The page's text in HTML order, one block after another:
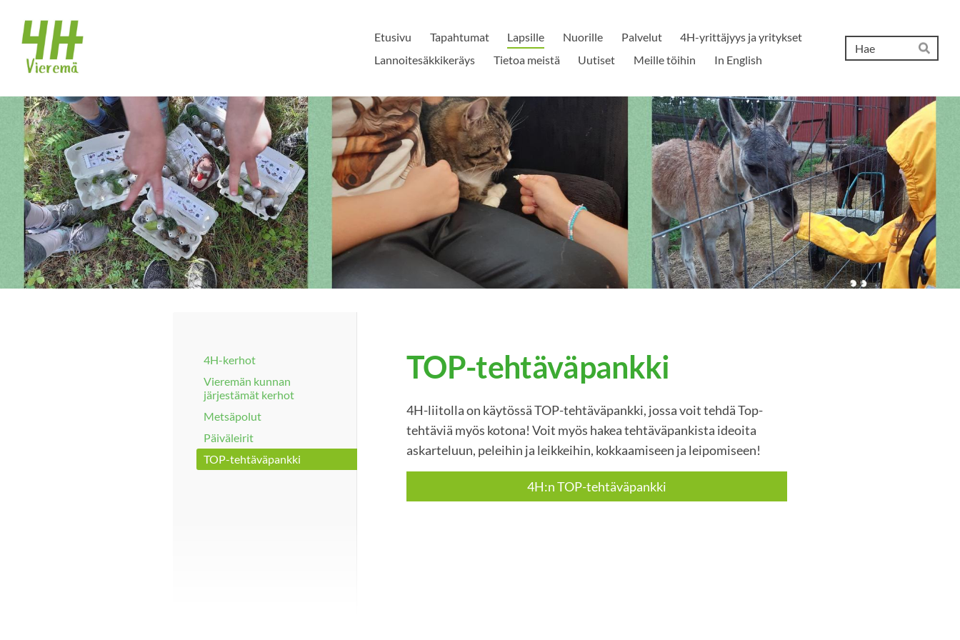
Siirry
sivun
sisältöön
Vieremän 4H-yhdistys
Etusivu Tapahtumat Lapsille Nuorille Palvelut
4H-yrittäjyys ja yritykset
Lannoitesäkkikeräys
Tietoa meistä Uutiset Meille töihin In English Hae
4H-kerhot
Vieremän kunnan
järjestämät kerhot
Metsäpolut
Päiväleirit
TOP-tehtäväpankki
TOP-tehtäväpankki
4H-liitolla on käytössä TOP-tehtäväpankki, jossa voit tehdä Top-
tehtäviä myös kotona! Voit myös hakea tehtäväpankista ideoita
askarteluun, peleihin ja leikkeihin, kokkaamiseen ja leipomiseen!
4H:n TOP-tehtäväpankki